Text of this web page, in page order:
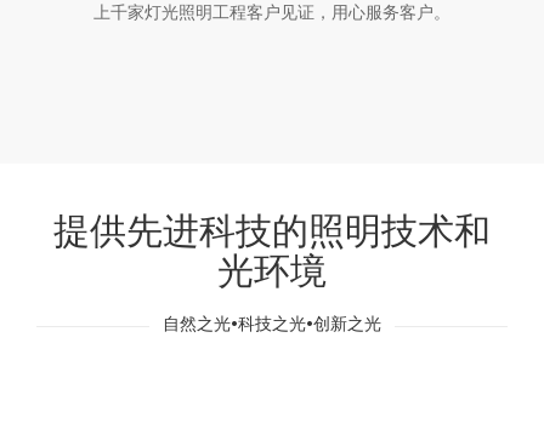
上千家灯光照明工程客户见证，用心服务客户。
提供先进科技的照明技术和
光环境
自然之光•科技之光•创新之光